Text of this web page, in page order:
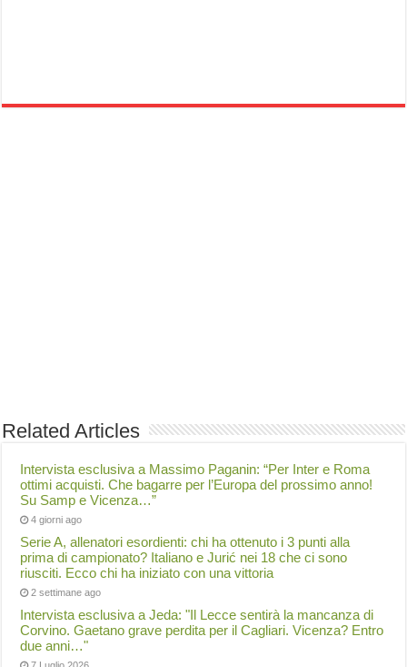
Related Articles
Intervista esclusiva a Massimo Paganin: “Per Inter e Roma
ottimi acquisti. Che bagarre per l’Europa del prossimo anno!
Su Samp e Vicenza…”
4 giorni ago
Serie A, allenatori esordienti: chi ha ottenuto i 3 punti alla
prima di campionato? Italiano e Jurić nei 18 che ci sono
riusciti. Ecco chi ha iniziato con una vittoria
2 settimane ago
Intervista esclusiva a Jeda: "Il Lecce sentirà la mancanza di
Corvino. Gaetano grave perdita per il Cagliari. Vicenza? Entro
due anni…"